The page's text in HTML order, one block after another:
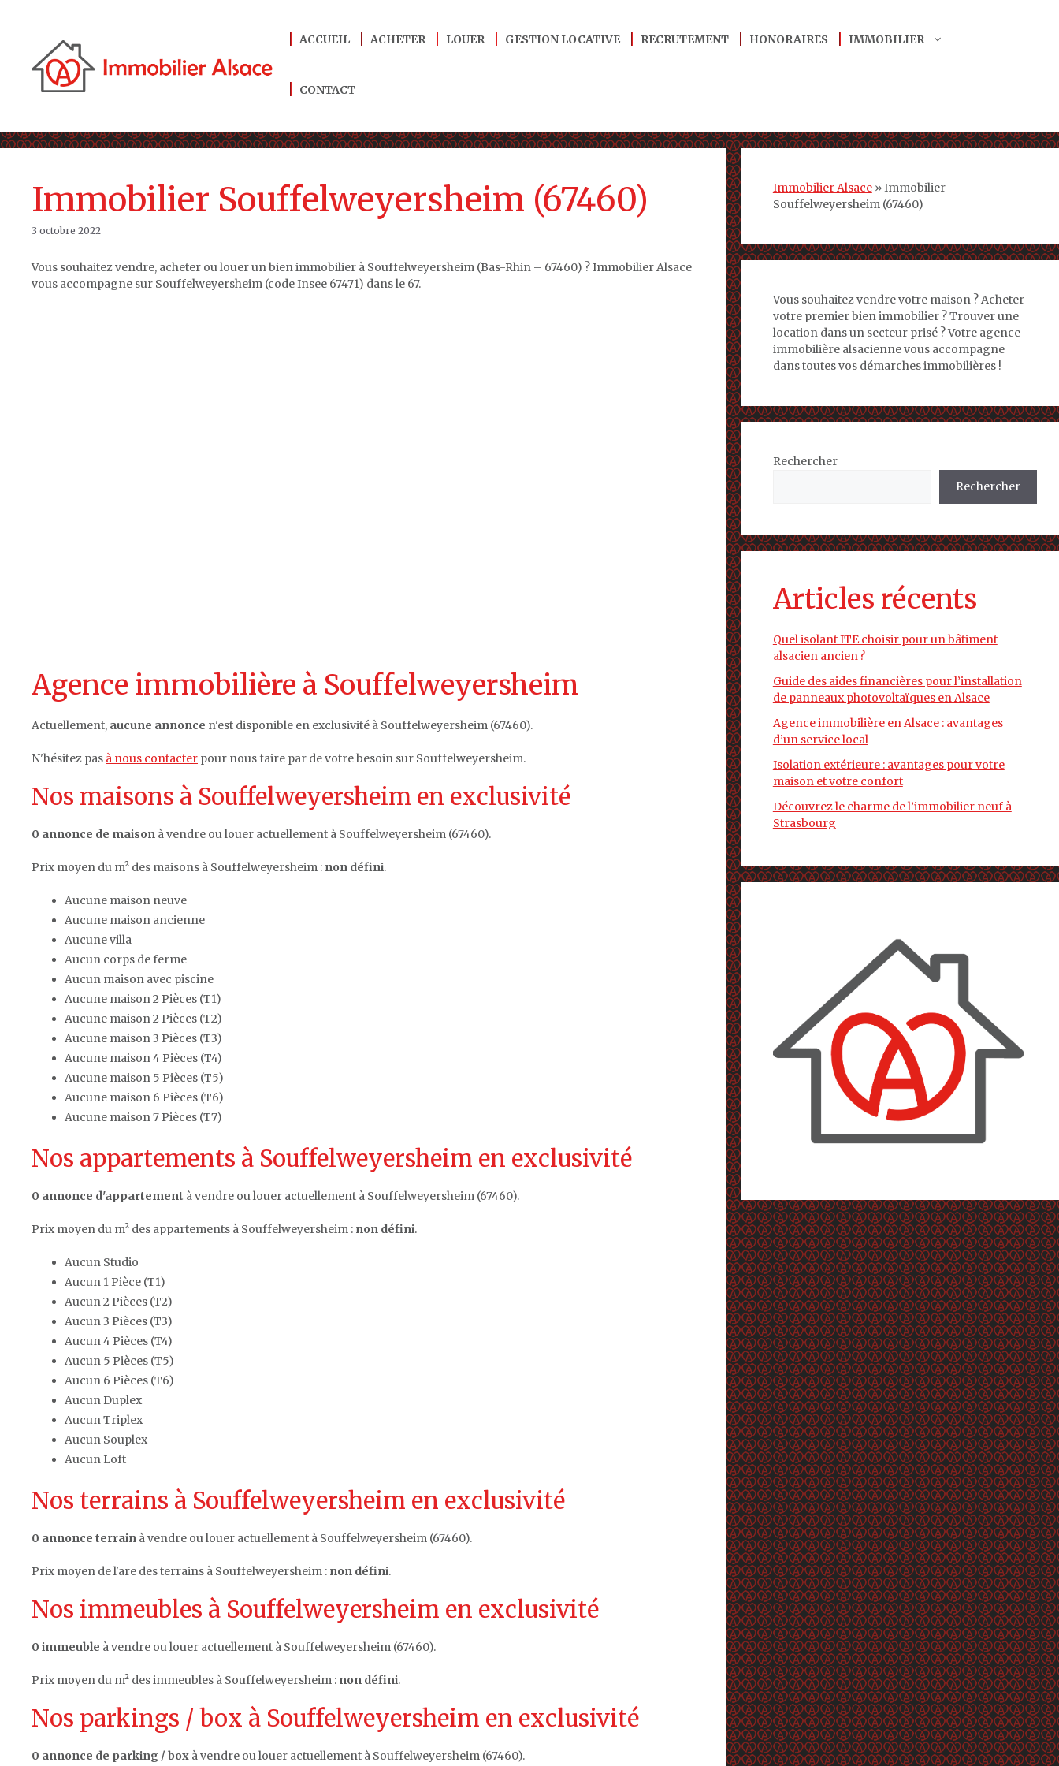
ACCUEIL ACHETER LOUER GESTION LOCATIVE RECRUTEMENT HONORAIRES IMMOBILIER
CONTACT
Immobilier Souffelweyersheim (67460)
3 octobre 2022
Vous souhaitez vendre, acheter ou louer un bien immobilier à Souffelweyersheim (Bas-Rhin – 67460) ? Immobilier Alsace
vous accompagne sur Souffelweyersheim (code Insee 67471) dans le 67.
Agence immobilière à Souffelweyersheim
Actuellement, aucune annonce n'est disponible en exclusivité à Souffelweyersheim (67460).
N'hésitez pas à nous contacter pour nous faire par de votre besoin sur Souffelweyersheim.
Nos maisons à Souffelweyersheim en exclusivité
0 annonce de maison à vendre ou louer actuellement à Souffelweyersheim (67460).
Prix moyen du m² des maisons à Souffelweyersheim : non défini.
Aucune maison neuve
Aucune maison ancienne
Aucune villa
Aucun corps de ferme
Aucun maison avec piscine
Aucune maison 2 Pièces (T1)
Aucune maison 2 Pièces (T2)
Aucune maison 3 Pièces (T3)
Aucune maison 4 Pièces (T4)
Aucune maison 5 Pièces (T5)
Aucune maison 6 Pièces (T6)
Aucune maison 7 Pièces (T7)
Nos appartements à Souffelweyersheim en exclusivité
0 annonce d'appartement à vendre ou louer actuellement à Souffelweyersheim (67460).
Prix moyen du m² des appartements à Souffelweyersheim : non défini.
Aucun Studio
Aucun 1 Pièce (T1)
Aucun 2 Pièces (T2)
Aucun 3 Pièces (T3)
Aucun 4 Pièces (T4)
Aucun 5 Pièces (T5)
Aucun 6 Pièces (T6)
Aucun Duplex
Aucun Triplex
Aucun Souplex
Aucun Loft
Nos terrains à Souffelweyersheim en exclusivité
0 annonce terrain à vendre ou louer actuellement à Souffelweyersheim (67460).
Prix moyen de l'are des terrains à Souffelweyersheim : non défini.
Nos immeubles à Souffelweyersheim en exclusivité
0 immeuble à vendre ou louer actuellement à Souffelweyersheim (67460).
Prix moyen du m² des immeubles à Souffelweyersheim : non défini.
Nos parkings / box à Souffelweyersheim en exclusivité
0 annonce de parking / box à vendre ou louer actuellement à Souffelweyersheim (67460).
Immobilier Alsace»Immobilier
Souffelweyersheim (67460)
Vous souhaitez vendre votre maison ? Acheter
votre premier bien immobilier ? Trouver une
location dans un secteur prisé ? Votre agence
immobilière alsacienne vous accompagne
dans toutes vos démarches immobilières !
Rechercher
Rechercher
Articles récents
Quel isolant ITE choisir pour un bâtiment
alsacien ancien ?
Guide des aides financières pour l’installation
de panneaux photovoltaïques en Alsace
Agence immobilière en Alsace : avantages
d’un service local
Isolation extérieure : avantages pour votre
maison et votre confort
Découvrez le charme de l’immobilier neuf à
Strasbourg